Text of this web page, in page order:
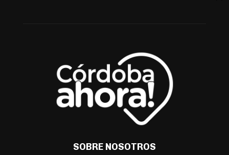
SOBRE NOSOTROS